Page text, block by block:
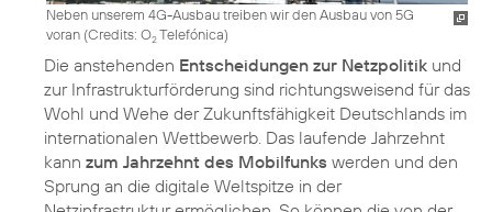
Neben unserem 4G-Ausbau treiben wir den Ausbau von 5G
voran (Credits: O2Telefónica)
Die anstehenden Entscheidungen zur Netzpolitik und
zur Infrastrukturförderung sind richtungsweisend für das
Wohl und Wehe der Zukunftsfähigkeit Deutschlands im
internationalen Wettbewerb. Das laufende Jahrzehnt
kann zum Jahrzehnt des Mobilfunks werden und den
Sprung an die digitale Weltspitze in der